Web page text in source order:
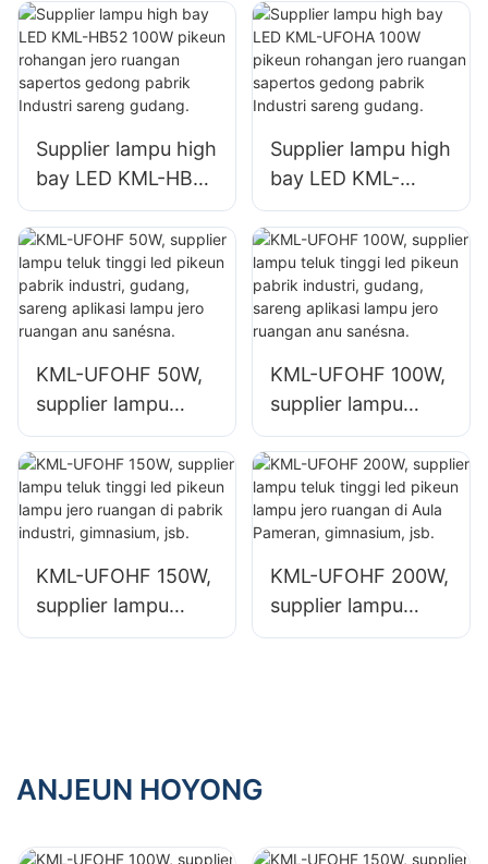
KML-HB30 150W
kanggo rohangan
jero ruangan
sapertos
gudang.
ruangan sapertos
bengkel perbaikan
sareng gudang.
Supplier lampu high
bay LED KML-HB52
100W pikeun
rohangan jero
ruangan sapertos
gedong pabrik
Industri sareng
Supplier lampu high
bay LED KML-
UFOHA 100W
pikeun rohangan
jero ruangan
sapertos gedong
pabrik Industri
KML-UFOHF 50W,
supplier lampu
teluk tinggi led
pikeun pabrik
industri, gudang,
sareng aplikasi
anu sanésna.
KML-UFOHF 100W,
supplier lampu
teluk tinggi led
pikeun pabrik
industri, gudang,
sareng aplikasi
anu sanésna.
KML-UFOHF 150W,
supplier lampu
teluk tinggi led
KML-UFOHF 200W,
supplier lampu
teluk tinggi led
ANJEUN HOYONG